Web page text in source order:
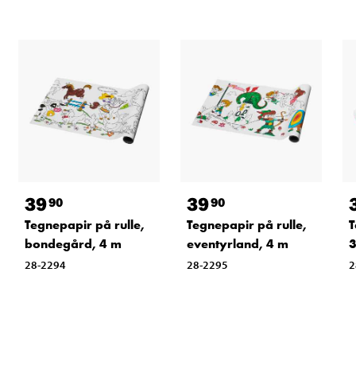
3990
Tegnepapir på rulle,
bondegård, 4 m
28-2294
3990
Tegnepapir på rulle,
eventyrland, 4 m
28-2295